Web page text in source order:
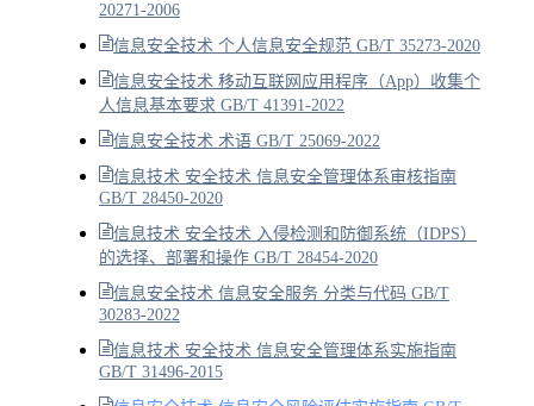
20271-2006
信息安全技术 个人信息安全规范 GB/T 35273-2020
信息安全技术 移动互联网应用程序（App）收集个
人信息基本要求 GB/T 41391-2022
信息安全技术 术语 GB/T 25069-2022
信息技术 安全技术 信息安全管理体系审核指南
GB/T 28450-2020
信息技术 安全技术 入侵检测和防御系统（IDPS）
的选择、部署和操作 GB/T 28454-2020
信息安全技术 信息安全服务 分类与代码 GB/T
30283-2022
信息技术 安全技术 信息安全管理体系实施指南
GB/T 31496-2015